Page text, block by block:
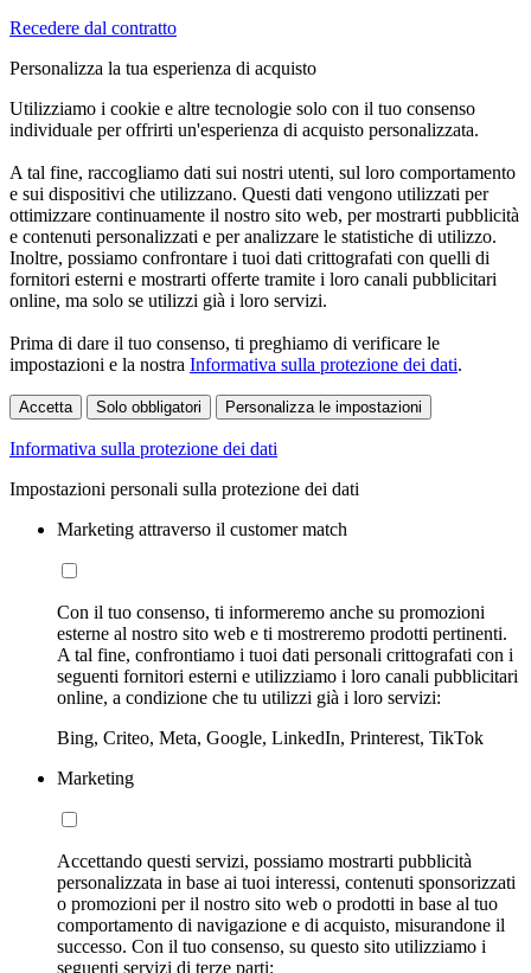
Recedere dal contratto
Personalizza la tua esperienza di acquisto
Utilizziamo i cookie e altre tecnologie solo con il tuo consenso
individuale per offrirti un'esperienza di acquisto personalizzata.
A tal fine, raccogliamo dati sui nostri utenti, sul loro comportamento
e sui dispositivi che utilizzano. Questi dati vengono utilizzati per
ottimizzare continuamente il nostro sito web, per mostrarti pubblicità
e contenuti personalizzati e per analizzare le statistiche di utilizzo.
Inoltre, possiamo confrontare i tuoi dati crittografati con quelli di
fornitori esterni e mostrarti offerte tramite i loro canali pubblicitari
online, ma solo se utilizzi già i loro servizi.
Prima di dare il tuo consenso, ti preghiamo di verificare le
impostazioni e la nostra Informativa sulla protezione dei dati.
Accetta Solo obbligatori Personalizza le impostazioni
Informativa sulla protezione dei dati
Impostazioni personali sulla protezione dei dati
Marketing attraverso il customer match
Con il tuo consenso, ti informeremo anche su promozioni
esterne al nostro sito web e ti mostreremo prodotti pertinenti.
A tal fine, confrontiamo i tuoi dati personali crittografati con i
seguenti fornitori esterni e utilizziamo i loro canali pubblicitari
online, a condizione che tu utilizzi già i loro servizi:
Bing, Criteo, Meta, Google, LinkedIn, Printerest, TikTok
Marketing
Accettando questi servizi, possiamo mostrarti pubblicità
personalizzata in base ai tuoi interessi, contenuti sponsorizzati
o promozioni per il nostro sito web o prodotti in base al tuo
comportamento di navigazione e di acquisto, misurandone il
successo. Con il tuo consenso, su questo sito utilizziamo i
seguenti servizi di terze parti: